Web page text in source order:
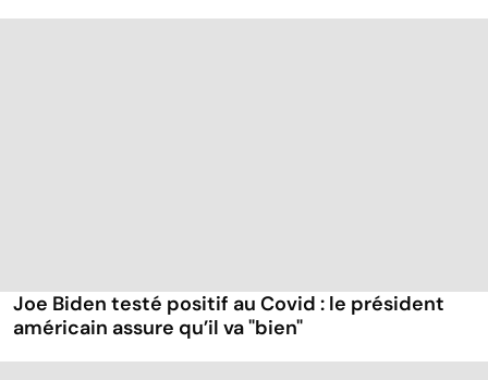
Joe Biden testé positif au Covid : le président
américain assure qu’il va "bien"